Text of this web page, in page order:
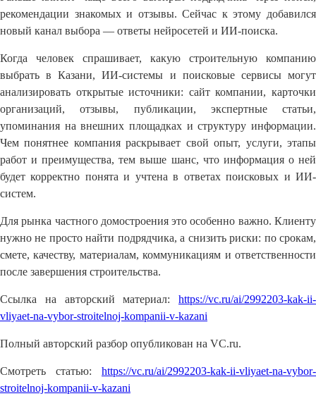
рекомендации знакомых и отзывы. Сейчас к этому добавился
новый канал выбора — ответы нейросетей и ИИ-поиска.
Когда человек спрашивает, какую строительную компанию
выбрать в Казани, ИИ-системы и поисковые сервисы могут
анализировать открытые источники: сайт компании, карточки
организаций, отзывы, публикации, экспертные статьи,
упоминания на внешних площадках и структуру информации.
Чем понятнее компания раскрывает свой опыт, услуги, этапы
работ и преимущества, тем выше шанс, что информация о ней
будет корректно понята и учтена в ответах поисковых и ИИ-
систем.
Для рынка частного домостроения это особенно важно. Клиенту
нужно не просто найти подрядчика, а снизить риски: по срокам,
смете, качеству, материалам, коммуникациям и ответственности
после завершения строительства.
Ссылка на авторский материал: https://vc.ru/ai/2992203-kak-ii-
vliyaet-na-vybor-stroitelnoj-kompanii-v-kazani
Полный авторский разбор опубликован на VC.ru.
Смотреть статью: https://vc.ru/ai/2992203-kak-ii-vliyaet-na-vybor-
stroitelnoj-kompanii-v-kazani